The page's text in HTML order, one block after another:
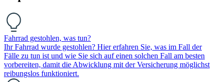
Fahrrad gestohlen, was tun?
Ihr Fahrrad wurde gestohlen? Hier erfahren Sie, was im Fall der
Fälle zu tun ist und wie Sie sich auf einen solchen Fall am besten
vorbereiten, damit die Abwicklung mit der Versicherung möglichst
reibungslos funktioniert.